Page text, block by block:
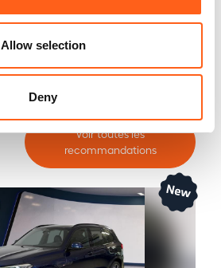
Allow selection
Deny
Voir toutes les
recommandations